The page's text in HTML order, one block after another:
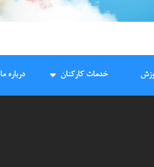
خدمات کارکنان درباره ما